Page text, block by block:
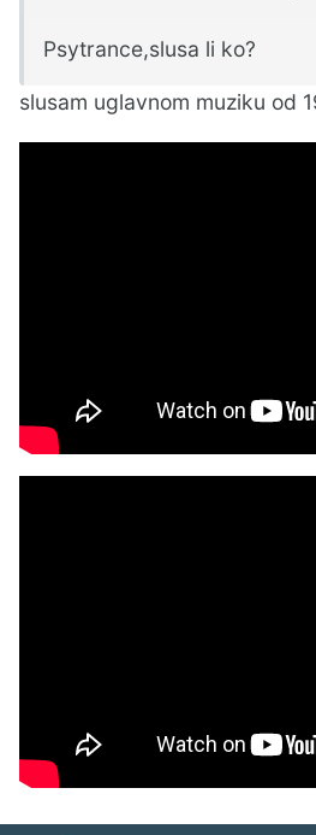
Psytrance,slusa li ko?
slusam uglavnom muziku od